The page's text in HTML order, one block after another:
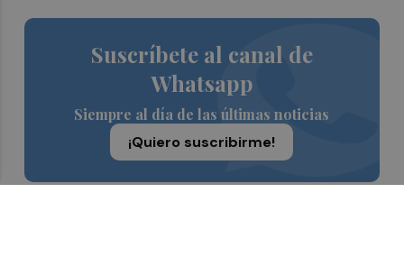
Suscríbete al canal de
Whatsapp
Siempre al día de las últimas noticias
¡Quiero suscribirme!